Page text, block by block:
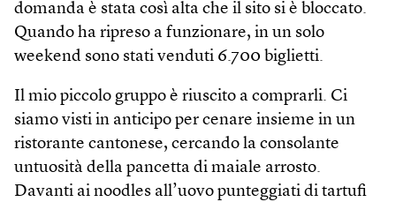
domanda è stata così alta che il sito si è bloccato.
Quando ha ripreso a funzionare, in un solo
weekend sono stati venduti 6.700 biglietti.
Il mio piccolo gruppo è riuscito a comprarli. Ci
siamo visti in anticipo per cenare insieme in un
ristorante cantonese, cercando la consolante
untuosità della pancetta di maiale arrosto.
Davanti ai noodles all’uovo punteggiati di tartufi